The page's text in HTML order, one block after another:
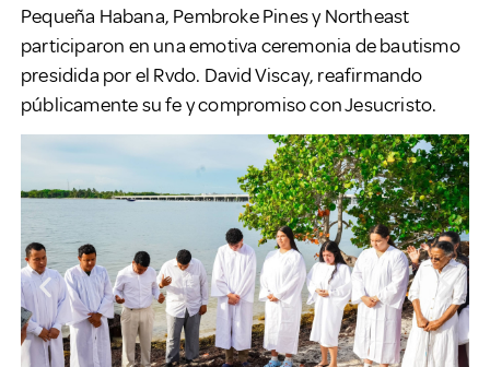
Pequeña Habana, Pembroke Pines y Northeast
participaron en una emotiva ceremonia de bautismo
presidida por el Rvdo. David Viscay, reafirmando
públicamente su fe y compromiso con Jesucristo.